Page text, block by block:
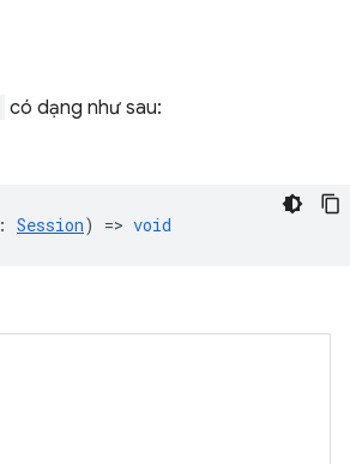
có dạng như sau:
: Session) => void